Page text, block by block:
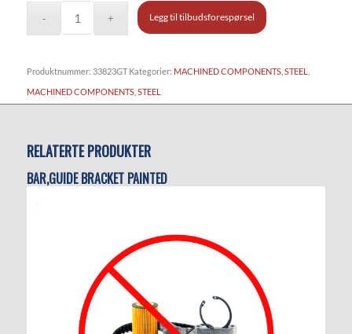
Legg til tilbudsforespørsel
Produktnummer: 33823GT Kategorier: MACHINED COMPONENTS, STEEL
MACHINED COMPONENTS, STEEL
RELATERTE PRODUKTER
BAR,GUIDE BRACKET PAINTED